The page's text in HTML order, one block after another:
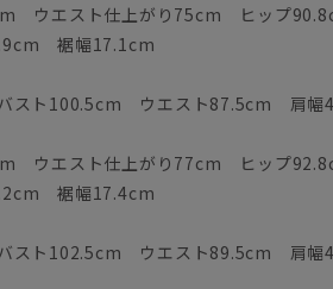
ウエスト仕上がり75cm ヒップ
裾幅17.1cm
スト100.5cm ウエスト87.5cm 肩
ウエスト仕上がり77cm ヒップ
裾幅17.4cm
スト102.5cm ウエスト89.5cm 肩